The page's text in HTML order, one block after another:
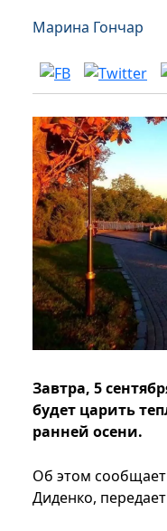
Марина Гончар
Завтра, 5
будет царить
ранней осени.
Об этом сообщает
Диденко,